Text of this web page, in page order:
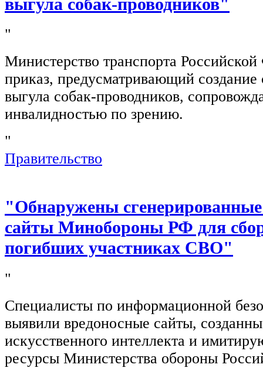
"
Министерство транспорта
приказ, предусматривающий создание
выгула собак-проводников,
инвалидностью по зрению.
"
Правительство
"Обнаружены
сайты Минобороны РФ для
погибших участниках СВО"
"
Специалисты по информационной
выявили вредоносные сайты,
искусственного интеллекта и
ресурсы Министерства обороны